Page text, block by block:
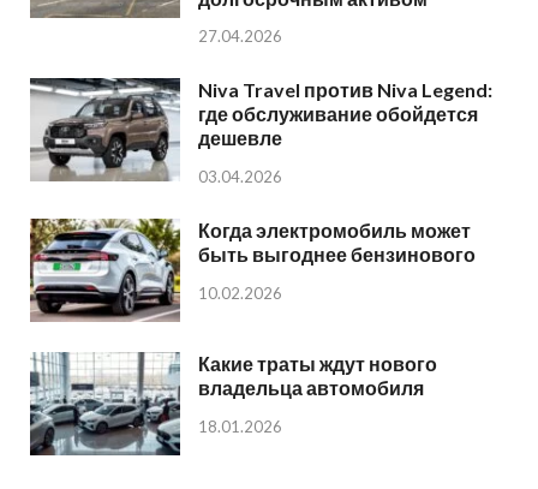
27.04.2026
Niva Travel против Niva Legend:
где обслуживание обойдется
дешевле
03.04.2026
Когда электромобиль может
быть выгоднее бензинового
10.02.2026
Какие траты ждут нового
владельца автомобиля
18.01.2026